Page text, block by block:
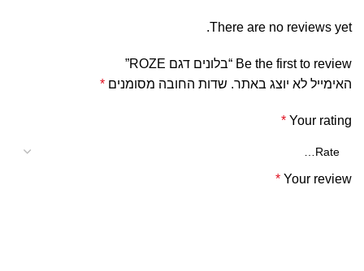
There are no reviews yet.
Be the first to review “בלונים דגם ROZE”
האימייל לא יוצג באתר. שדות החובה מסומנים *
Your rating
*
Your review
*